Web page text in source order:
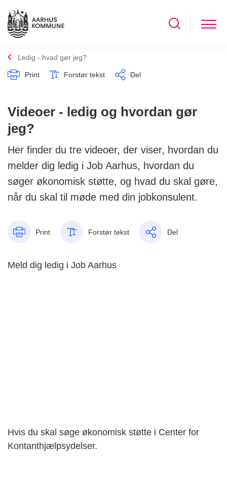
Ledig - hvad gør jeg?
Print Forstør tekst Del
Videoer - ledig og hvordan gør
jeg?
Her finder du tre videoer, der viser, hvordan du
melder dig ledig i Job Aarhus, hvordan du
søger økonomisk støtte, og hvad du skal gøre,
når du skal til møde med din jobkonsulent.
Print Forstør tekst Del
Meld dig ledig i Job Aarhus
Hvis du skal søge økonomisk støtte i Center for
Kontanthjælpsydelser.